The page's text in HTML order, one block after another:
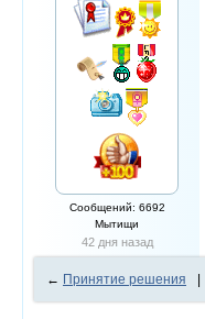
Сообщений: 6692
Мытищи
42 дня назад
← Принятие решения